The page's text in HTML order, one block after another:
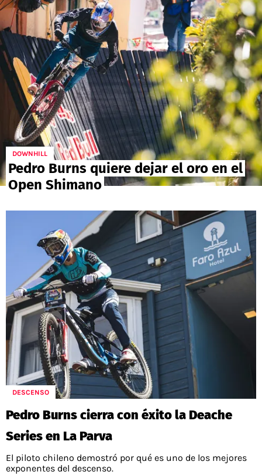
POLÍTICAS DE PRIVACIDAD
POLÍTICA EDITORIAL
PUBLICIDAD / ADS
CONTACTO
AD CHOICES
ENTREVISTAS
CAMPEONATO NACIONAL
RESULTADOS
TABLA DE POSICIONES
APUESTAS
Términos y Condiciones
Políticas de Privacidad
Ad Choices
RedGol, al igual que Futbol Sites, es una
DOWNHILL
Pedro Burns quiere dejar el oro en el
Open Shimano
DESCENSO
Pedro Burns cierra con éxito la Deache
Series en La Parva
El piloto chileno demostró por qué es uno de los mejores
exponentes del descenso.